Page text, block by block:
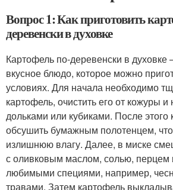
Вопрос 1: Как приготовить
деревенски в духовке
Картофель по-деревенски в духовке
вкусное блюдо, которое можно
условиях. Для начала необходимо
картофель, очистить его от кожуры
дольками или кубиками. После
обсушить бумажным полотенцем,
излишнюю влагу. Далее, в миске
с оливковым маслом, солью,
любимыми специями, например,
травами. Затем картофель